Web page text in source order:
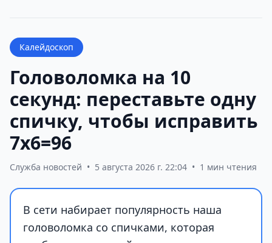
Калейдоскоп
Головоломка на 10
секунд: переставьте одну
спичку, чтобы исправить
7х6=96
Служба новостей • 5 августа 2026 г. 22:04 • 1 мин чтения
В сети набирает популярность наша
головоломка со спичками, которая